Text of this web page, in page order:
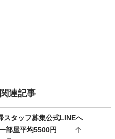
連記事
スタッフ募集公式LINEへ
部屋平均5500円